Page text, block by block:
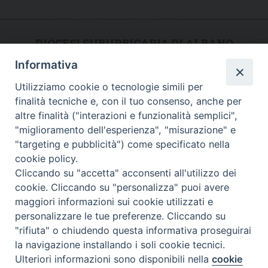
DIOCESI SUBURBICARIA DI ALBANO
Contatti:
E-mail:curia@diocesidialbano.it
Orari: dal Lunedì al Venerdì Ore: 9:00 - 13:00
Orario ufficio Matrimoni:
Lunedì, Mercoledì e Venerdì, Ore 9:30 - 12:30
Diocesi Suburbicaria di Albano
Copyright © 2021
Preferenze Cookie
Informativa
Utilizziamo cookie o tecnologie simili per
finalità tecniche e, con il tuo consenso, anche per
altre finalità ("interazioni e funzionalità semplici",
"miglioramento dell'esperienza", "misurazione" e
"targeting e pubblicità") come specificato nella
cookie policy.
Cliccando su "accetta" acconsenti all'utilizzo dei
cookie. Cliccando su "personalizza" puoi avere
maggiori informazioni sui cookie utilizzati e
personalizzare le tue preferenze. Cliccando su
"rifiuta" o chiudendo questa informativa proseguirai
la navigazione installando i soli cookie tecnici.
Ulteriori informazioni sono disponibili nellacookie